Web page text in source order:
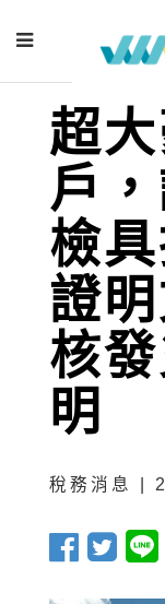
超
戶
檢
證
核
明
稅務消息 |